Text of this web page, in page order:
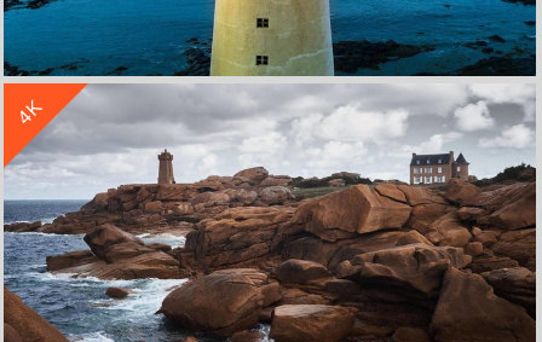
风景海洋天堂灯塔4k壁纸
4K
立 即 下 载
收 藏